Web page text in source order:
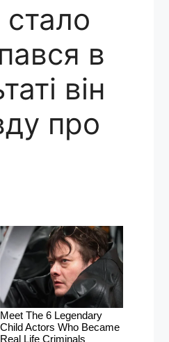
в
він
про